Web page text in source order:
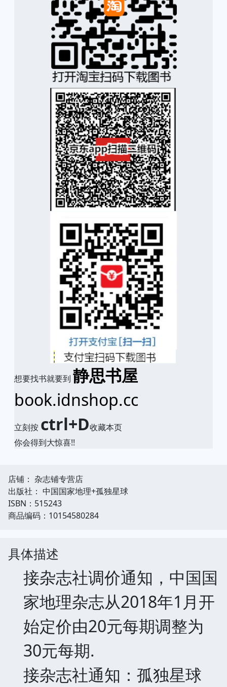
想要找书就要到 静思书屋
book.idnshop.cc
立刻按 ctrl+D收藏本页
你会得到大惊喜!!
店铺： 杂志铺专营店
出版社： 中国国家地理+孤独星球
ISBN：515243
商品编码：10154580284
具体描述
接杂志社调价通知，中国国
家地理杂志从2018年1月开
始定价由20元每期调整为
30元每期.
接杂志社通知：孤独星球